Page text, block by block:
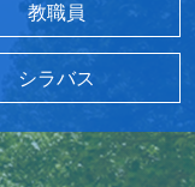
教職員
シラバス